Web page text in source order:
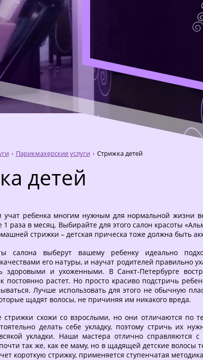
Парикмахерские услуги Стрижка детей
детей
учат ребенка многим нужным для нормальной жизни
раза в месяц. Выбирайте для этого салон красоты
стрижки – детская прическа тоже должна быть
салона выберут вашему ребенку идеально
его натуры, и научат родителей правильно
здоровыми и ухоженными. В Санкт-Петербурге
постоянно растет. Но просто красиво подстричь
Лучше использовать для этого не обычную
щадят волосы, не причиняя им никакого вреда.
стрижки схожи со взрослыми, но они отличаются по
делать себе укладку, поэтому стричь их
укладки. Наши мастера отлично справляются
так же, как ее маму, но в щадящей детские волосы
короткую стрижку, применяется ступенчатая